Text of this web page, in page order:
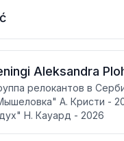
Aleksandra
релокантов в
А. Кристи -
Н. Кауард - 2026